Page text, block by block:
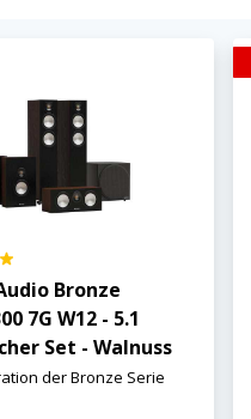
Bronze
7G W12 - 5.1
Set - Walnuss
der Bronze Serie